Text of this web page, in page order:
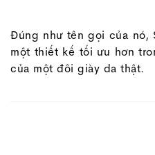
Đúng như tên gọi của nó,
một thiết kế tối ưu hơn
của một đôi giày da thật.